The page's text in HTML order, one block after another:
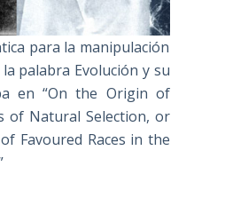
para la manipulación
palabra Evolución y su
en “On the Origin of
of Natural Selection, or
Favoured Races in the